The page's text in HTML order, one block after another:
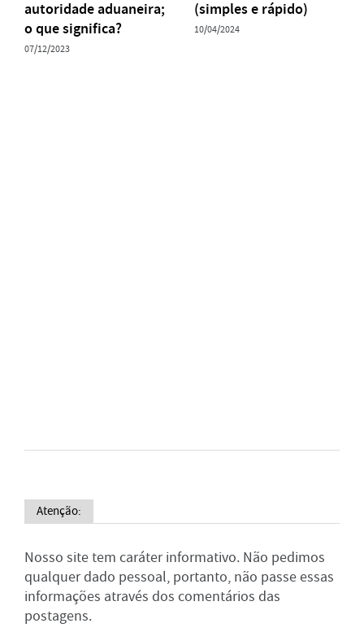
autoridade aduaneira;
o que significa?
07/12/2023
(simples e rápido)
10/04/2024
Atenção:
Nosso site tem caráter informativo. Não pedimos
qualquer dado pessoal, portanto, não passe essas
informações através dos comentários das
postagens.